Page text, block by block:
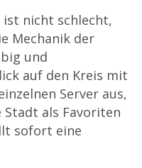
nicht schlecht,
Mechanik der
und
auf den Kreis mit
Server aus,
als Favoriten
sofort eine